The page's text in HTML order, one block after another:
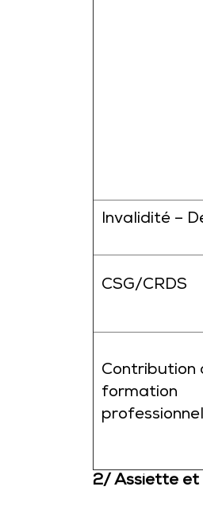
Invalidité –
CSG/CRDS
Contribution
formation
2/ Assiette et